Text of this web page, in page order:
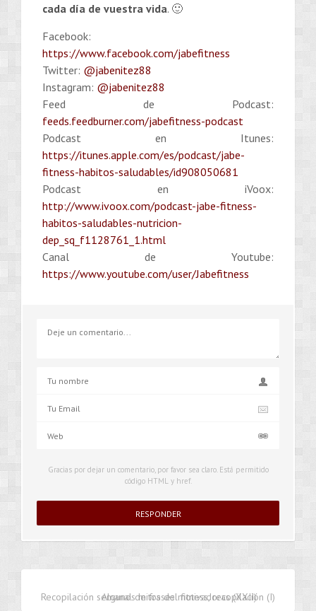
cada día de vuestra vida. 🙂
Facebook:
https://www.facebook.com/jabefitness
Twitter: @jabenitez88
Instagram: @jabenitez88
Feed de Podcast:
feeds.feedburner.com/jabefitness-podcast
Podcast en Itunes:
https://itunes.apple.com/es/podcast/jabe-
fitness-habitos-saludables/id908050681
Podcast en iVoox:
http://www.ivoox.com/podcast-jabe-fitness-
habitos-saludables-nutricion-
dep_sq_f1128761_1.html
Canal de Youtube:
https://www.youtube.com/user/Jabefitness
Gracias por dejar un comentario, por favor sea claro. Está permitido
código HTML y href.
Recopilación semanal de frases motivadoras (XXII)
Algunos mitos del fitness, recopilación (I)